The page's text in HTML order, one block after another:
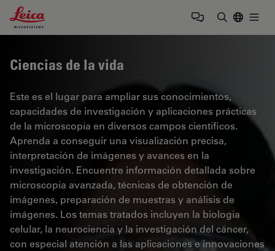
Leica Microsystems Logo
Ciencias de la vida
Este es el lugar para ampliar sus conocimientos,
capacidades de investigación y aplicaciones prácticas
de la microscopía en diversos campos científicos.
Aprenda a conseguir una visualización precisa,
interpretación de imágenes y avances en la
investigación. Encuentre información detallada sobre
microscopía avanzada, técnicas de obtención de
imágenes, preparación de muestras y análisis de
imágenes. Los temas tratados incluyen la biología
celular, la neurociencia y la investigación del cáncer,
con especial atención a las aplicaciones e innovaciones